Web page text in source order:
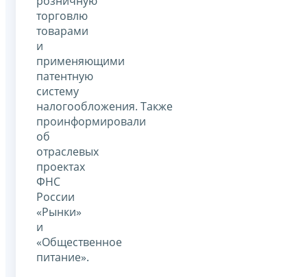
торговлю
товарами
и
применяющими
патентную
систему
налогообложения. Также
проинформировали
об
отраслевых
проектах
ФНС
России
«Рынки»
и
«Общественное
питание».